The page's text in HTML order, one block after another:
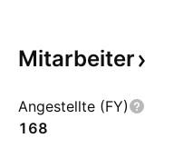
Mitarbeiter
Angestellte (FY)
168